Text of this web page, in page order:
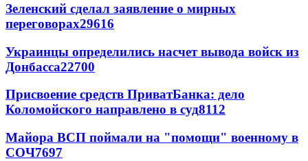
Зеленский сделал заявление о мирных
переговорах29616
Украинцы определились насчет вывода войск из
Донбасса22700
Присвоение средств ПриватБанка: дело
Коломойского направлено в суд8112
Майора ВСП поймали на "помощи" военному в
СОЧ7697